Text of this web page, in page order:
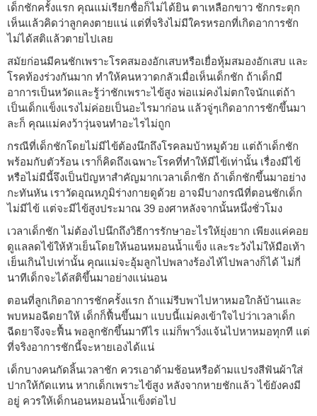
เด็กชักครั้งแรก คุณแม่เรียกชื่อก็ไม่ได้ยิน ตาเหลือกขาว ชักกระตุก
เห็นแล้วคิดว่าลูกคงตายแน่ แต่ที่จริงไม่มีใครหรอกที่เกิดอาการชัก
ไม่ได้สติแล้วตายไปเลย
สมัยก่อนมีคนชักเพราะโรคสมองอักเสบหรือเยื่อหุ้มสมองอักเสบ และ
โรคท้องร่วงกันมาก ทำให้คนหวาดกลัวเมื่อเห็นเด็กชัก ถ้าเด็กมี
อาการเป็นหวัดและรู้ว่าชักเพราะไข้สูง พ่อแม่คงไม่ตกใจนักแต่ถ้า
เป็นเด็กแข็งแรงไม่ค่อยเป็นอะไรมาก่อน แล้วจู่ๆเกิดอาการชักขึ้นมา
ละก็ คุณแม่คงว้าวุ่นจนทำอะไรไม่ถูก
กรณีที่เด็กชักโดยไม่มีไข้ต้องนึกถึงโรคลมบ้าหมูด้วย แต่ถ้าเด็กชัก
พร้อมกับตัวร้อน เราก็คิดถึงเฉพาะโรคที่ทำให้มีไข้เท่านั้น เรื่องมีไข้
หรือไม่มีนี้จึงเป็นปัญหาสำคัญมากเวลาเด็กชัก ถ้าเด็กชักขึ้นมาอย่าง
กะทันหัน เราวัดอุณหภูมิร่างกายดูด้วย อาจมีบางกรณีที่ตอนชักเด็ก
ไม่มีไข้ แต่จะมีไข้สูงประมาณ 39 องศาหลังจากนั้นหนึ่งชั่วโมง
เวลาเด็กชัก ไม่ต้องไปนึกถึงวิธีการรักษาอะไรให้ยุ่งยาก เพียงแค่คอย
ดูแลลดไข้ให้หัวเย็นโดยให้นอนหมอนน้ำแข็ง และระวังไม่ให้มือเท้า
เย็นเกินไปเท่านั้น คุณแม่จะอุ้มลูกไปพลางร้องไห้ไปพลางก็ได้ ไม่กี่
นาทีเด็กจะได้สติขึ้นมาอย่างแน่นอน
ตอนที่ลูกเกิดอาการชักครั้งแรก ถ้าแม่รีบพาไปหาหมอใกล้บ้านและ
พบหมอฉีดยาให้ เด็กก็ฟื้นขึ้นมา แบบนี้แม่คงเข้าใจไปว่าเวลาเด็ก
ฉีดยาจึงจะฟื้น พอลูกชักขึ้นมาทีไร แม่ก็พาวิ่งแจ้นไปหาหมอทุกที แต่
ที่จริงอาการชักนี้จะหายเองได้แน่
เด็กบางคนกัดลิ้นเวลาชัก ควรเอาด้ามช้อนหรือด้ามแปรงสีฟันผ้าใส่
ปากให้กัดแทน หากเด็กเพราะไข้สูง หลังจากหายชักแล้ว ไข้ยังคงมี
อยู่ ควรให้เด็กนอนหมอนน้ำแข็งต่อไป